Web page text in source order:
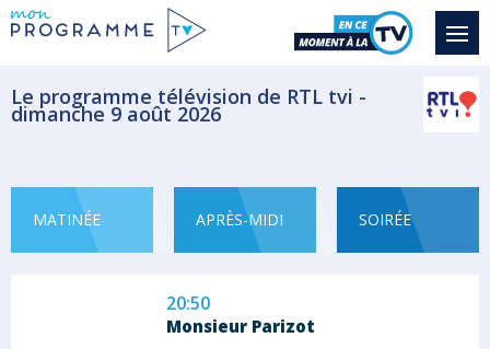
Le programme télévision de RTL tvi -
dimanche 9 août 2026
MATINÉE APRÈS-MIDI SOIRÉE
Tout au long de la journée, retrouvez les...
Météo
19:50
Et si un simple appel se transformait soudain
Magazine Société
20:50
Monsieur Parizot